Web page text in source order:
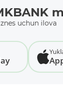
uchun ilova